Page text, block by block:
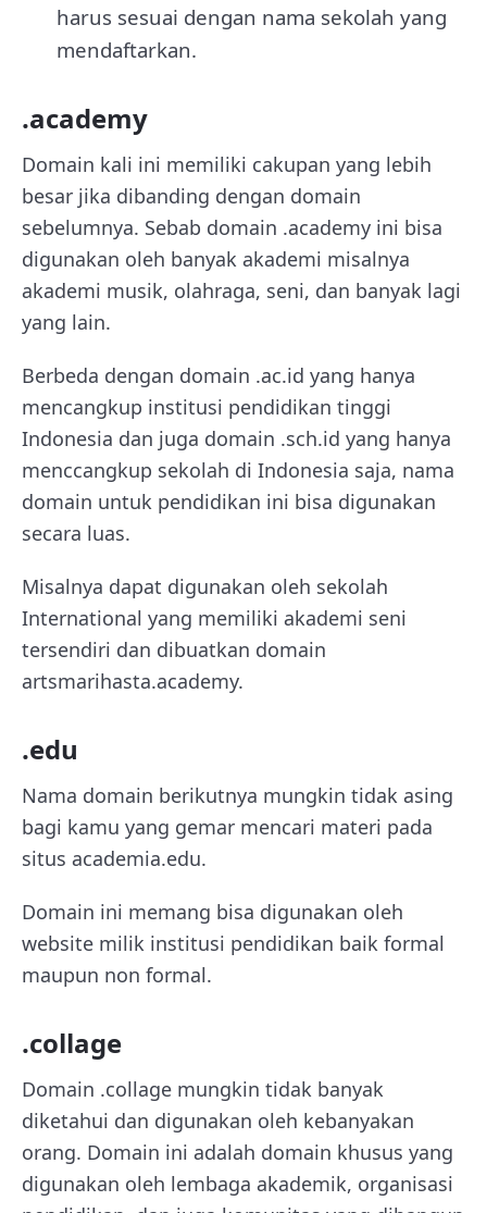
harus sesuai dengan nama sekolah yang
mendaftarkan.
.academy
Domain kali ini memiliki cakupan yang lebih
besar jika dibanding dengan domain
sebelumnya. Sebab domain .academy ini bisa
digunakan oleh banyak akademi misalnya
akademi musik, olahraga, seni, dan banyak lagi
yang lain.
Berbeda dengan domain .ac.id yang hanya
mencangkup institusi pendidikan tinggi
Indonesia dan juga domain .sch.id yang hanya
menccangkup sekolah di Indonesia saja, nama
domain untuk pendidikan ini bisa digunakan
secara luas.
Misalnya dapat digunakan oleh sekolah
International yang memiliki akademi seni
tersendiri dan dibuatkan domain
artsmarihasta.academy.
.edu
Nama domain berikutnya mungkin tidak asing
bagi kamu yang gemar mencari materi pada
situs academia.edu.
Domain ini memang bisa digunakan oleh
website milik institusi pendidikan baik formal
maupun non formal.
.collage
Domain .collage mungkin tidak banyak
diketahui dan digunakan oleh kebanyakan
orang. Domain ini adalah domain khusus yang
digunakan oleh lembaga akademik, organisasi